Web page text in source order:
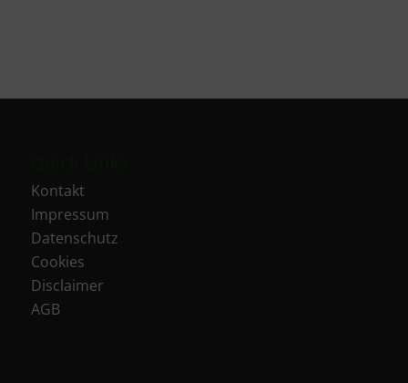
Kontakt
Impressum
Datenschutz
Cookies
Disclaimer
AGB